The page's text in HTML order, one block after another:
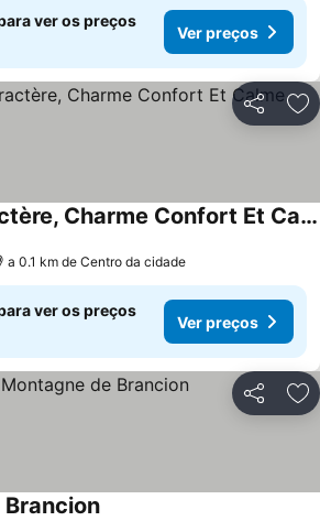
ver os preços
Ver preços
Partilhar
Maison De Caractère, Charme Confort Et Calme
a 0.1 km de Centro da cidade
ver os preços
Ver preços
Partilhar